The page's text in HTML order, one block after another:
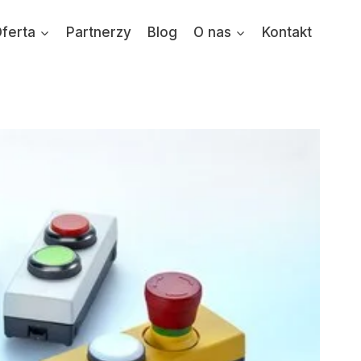
Partnerzy Blog O nas Kontakt